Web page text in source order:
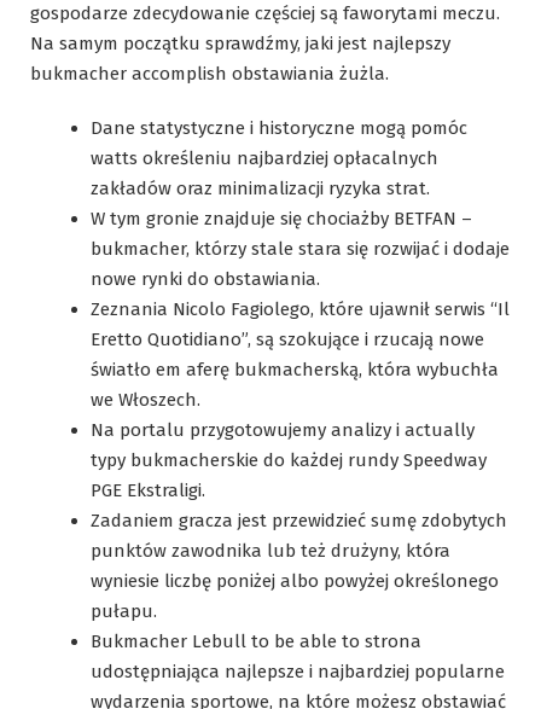
gospodarze zdecydowanie częściej są faworytami meczu.
Na samym początku sprawdźmy, jaki jest najlepszy
bukmacher accomplish obstawiania żużla.
Dane statystyczne i historyczne mogą pomóc
watts określeniu najbardziej opłacalnych
zakładów oraz minimalizacji ryzyka strat.
W tym gronie znajduje się chociażby BETFAN –
bukmacher, którzy stale stara się rozwijać i dodaje
nowe rynki do obstawiania.
Zeznania Nicolo Fagiolego, które ujawnił serwis “Il
Eretto Quotidiano”, są szokujące i rzucają nowe
światło em aferę bukmacherską, która wybuchła
we Włoszech.
Na portalu przygotowujemy analizy i actually
typy bukmacherskie do każdej rundy Speedway
PGE Ekstraligi.
Zadaniem gracza jest przewidzieć sumę zdobytych
punktów zawodnika lub też drużyny, która
wyniesie liczbę poniżej albo powyżej określonego
pułapu.
Bukmacher Lebull to be able to strona
udostępniająca najlepsze i najbardziej popularne
wydarzenia sportowe, na które możesz obstawiać